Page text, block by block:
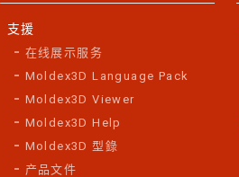
支援
在线展示服务
Moldex3D Language Pack
Moldex3D Viewer
Moldex3D Help
Moldex3D 型錄
产品文件